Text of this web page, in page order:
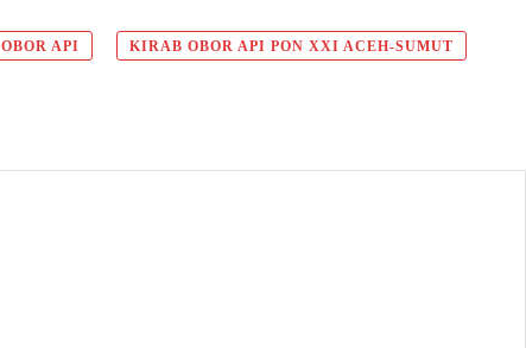
API KIRAB OBOR API PON XXI ACEH-SUMUT